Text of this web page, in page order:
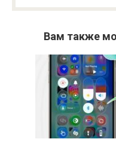
Вам также